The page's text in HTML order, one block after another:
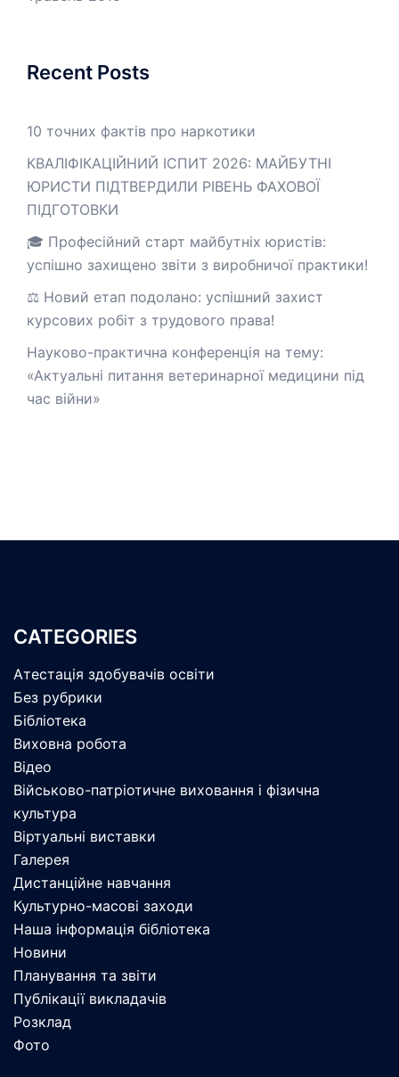
Recent Posts
10 точних фактів про наркотики
КВАЛІФІКАЦІЙНИЙ ІСПИТ 2026: МАЙБУТНІ
ЮРИСТИ ПІДТВЕРДИЛИ РІВЕНЬ ФАХОВОЇ
ПІДГОТОВКИ
🎓 Професійний старт майбутніх юристів:
успішно захищено звіти з виробничої практики!
⚖️ Новий етап подолано: успішний захист
курсових робіт з трудового права!
Науково-практична конференція на тему:
«Актуальні питання ветеринарної медицини під
час війни»
CATEGORIES
Атестація здобувачів освіти
Без рубрики
Бібліотека
Виховна робота
Відео
Військово-патріотичне виховання і фізична
культура
Віртуальні виставки
Галерея
Дистанційне навчання
Культурно-масові заходи
Наша інформація бібліотека
Новини
Планування та звіти
Публікації викладачів
Розклад
Фото